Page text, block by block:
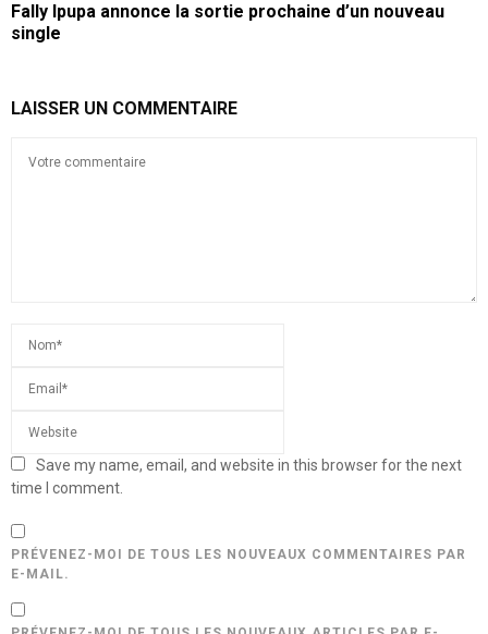
Fally Ipupa annonce la sortie prochaine d’un nouveau
single
LAISSER UN COMMENTAIRE
Save my name, email, and website in this browser for the next
time I comment.
PRÉVENEZ-MOI DE TOUS LES NOUVEAUX COMMENTAIRES PAR
E-MAIL.